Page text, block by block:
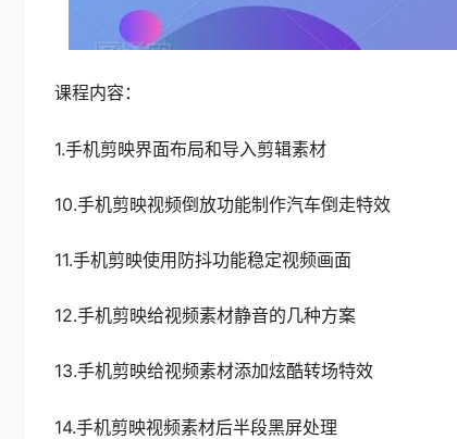
课程内容：
1.手机剪映界面布局和导入剪辑素材
10.手机剪映视频倒放功能制作汽车倒走特效
11.手机剪映使用防抖功能稳定视频画面
12.手机剪映给视频素材静音的几种方案
13.手机剪映给视频素材添加炫酷转场特效
14.手机剪映视频素材后半段黑屏处理